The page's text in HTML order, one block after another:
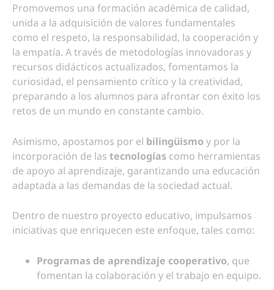
Promovemos una formación académica de calidad,
unida a la adquisición de valores fundamentales
como el respeto, la responsabilidad, la cooperación y
la empatía. A través de metodologías innovadoras y
recursos didácticos actualizados, fomentamos la
curiosidad, el pensamiento crítico y la creatividad,
preparando a los alumnos para afrontar con éxito los
retos de un mundo en constante cambio.
Asimismo, apostamos por el bilingüismo y por la
incorporación de las tecnologías como herramientas
de apoyo al aprendizaje, garantizando una educación
adaptada a las demandas de la sociedad actual.
Dentro de nuestro proyecto educativo, impulsamos
iniciativas que enriquecen este enfoque, tales como:
Programas de aprendizaje cooperativo, que
fomentan la colaboración y el trabajo en equipo.